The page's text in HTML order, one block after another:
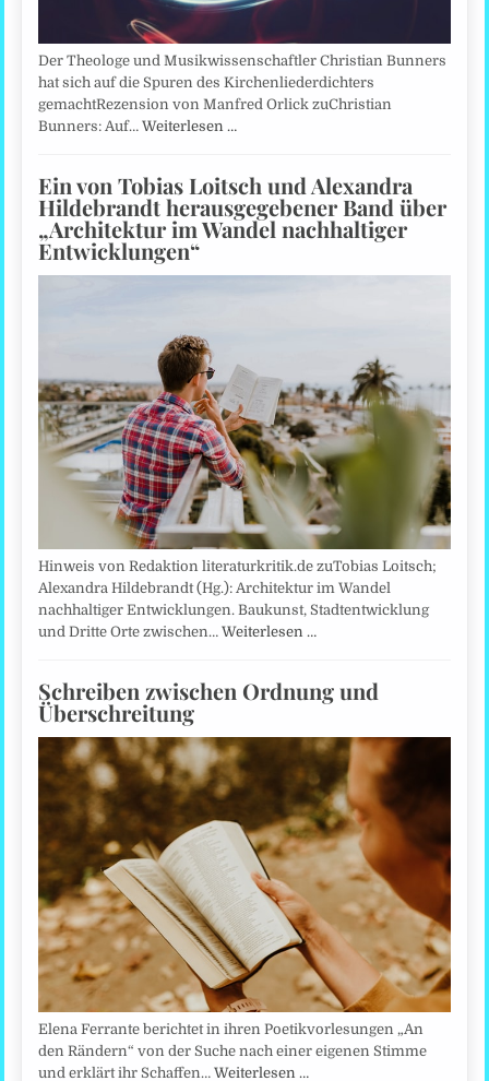
Der Theologe und Musikwissenschaftler Christian Bunners
hat sich auf die Spuren des Kirchenliederdichters
gemachtRezension von Manfred Orlick zuChristian
Bunners: Auf…Weiterlesen …
Ein von Tobias Loitsch und Alexandra
Hildebrandt herausgegebener Band über
„Architektur im Wandel nachhaltiger
Entwicklungen“
Hinweis von Redaktion literaturkritik.de zuTobias Loitsch;
Alexandra Hildebrandt (Hg.): Architektur im Wandel
nachhaltiger Entwicklungen. Baukunst, Stadtentwicklung
und Dritte Orte zwischen…Weiterlesen …
Schreiben zwischen Ordnung und
Überschreitung
Elena Ferrante berichtet in ihren Poetikvorlesungen „An
den Rändern“ von der Suche nach einer eigenen Stimme
und erklärt ihr Schaffen…Weiterlesen …